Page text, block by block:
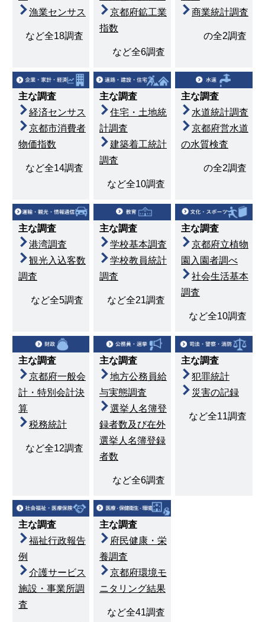
漁業センサス
など全18調査
京都府鉱工業
指数
など全6調査
商業統計調査
の全2調査
主な調査
経済センサス
京都市消費者
物価指数
など全14調査
主な調査
住宅・土地統
計調査
建築着工統計
調査
など全10調査
主な調査
水道統計調査
京都府営水道
の水質検査
の全2調査
主な調査
港湾調査
観光入込客数
調査
など全5調査
主な調査
学校基本調査
学校教員統計
調査
など全21調査
主な調査
京都府立植物
園入園者調べ
社会生活基本
調査
など全10調査
主な調査
京都府一般会
計・特別会計決
算
税務統計
など全12調査
主な調査
地方公務員給
与実態調査
選挙人名簿登
録者数及び在外
選挙人名簿登録
者数
など全6調査
主な調査
犯罪統計
災害の記録
など全11調査
主な調査
福祉行政報告
例
介護サービス
施設・事業所調
査
主な調査
府民健康・栄
養調査
京都府環境モ
ニタリング結果
など全41調査